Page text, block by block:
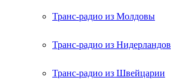
Транс-радио из Молдовы
Транс-радио из Нидерландов
Транс-радио из Швейцарии